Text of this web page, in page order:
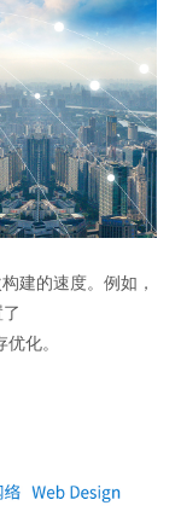
建的速度。例如，
化。